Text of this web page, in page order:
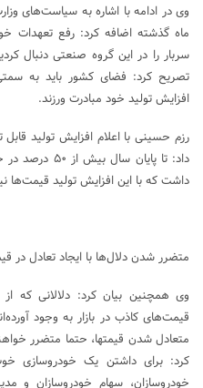
وی در ادامه با اشاره به سیاست‌های
ماه گذشته اضافه کرد: رفع تعهدات
سربار را در این گروه صنعتی دنبال
تصریح کرد: فضای کشور باید به
افزایش تولید خود مبادرت ورزند.
رزم حسینی با اعلام افزایش تولید
داد: تا پایان
داشت که با این افزایش تولید قیمت‌ها
متضرر شدن دلال‌ها با ایجاد تعادل در
وی همچنین بیان کرد: دلالانی که
قیمت‌های کاذب در بازار به وجود
متعادل شدن قیمتها، حتما متضرر
کرد: برای داشتن یک خودروسازی
خودروسازان، سهام خودروسازان و